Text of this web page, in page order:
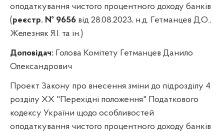
оподаткування чистого процентного доходу банків
(реєстр. № 9656 від 28.08.2023, н.д. Гетманцев Д.О.,
Железняк Я.І. та ін.)
Доповідач: Голова Комітету Гетманцев Данило
Олександрович
Проект Закону про внесення зміни до підрозділу 4
розділу XX "Перехідні положення" Податкового
кодексу України щодо особливостей
оподаткування чистого процентного доходу банків